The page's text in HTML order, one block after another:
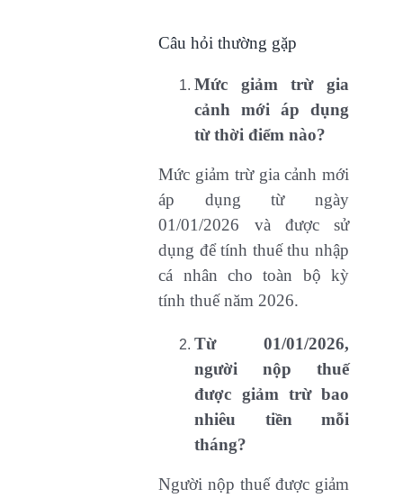
Câu hỏi thường gặp
Mức giảm trừ gia
cảnh mới áp dụng
từ thời điểm nào?
Mức giảm trừ gia cảnh mới
áp dụng từ ngày
01/01/2026 và được sử
dụng để tính thuế thu nhập
cá nhân cho toàn bộ kỳ
tính thuế năm 2026.
Từ 01/01/2026,
người nộp thuế
được giảm trừ bao
nhiêu tiền mỗi
tháng?
Người nộp thuế được giảm